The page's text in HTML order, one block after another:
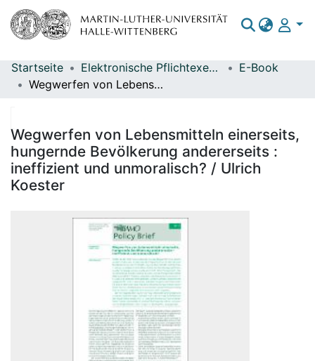
Bereiche & Sammlungen
Statistiken
Startseite Elektronische Pflichtexemplare
E-Book
Wegwerfen von Lebensmitteln einerseits, hungernde Bevölkerung andererseits : ineffizient und unmoralisch? / Ulrich Koester
Wegwerfen von Lebensmitteln einerseits,
hungernde Bevölkerung andererseits :
ineffizient und unmoralisch? / Ulrich
Koester